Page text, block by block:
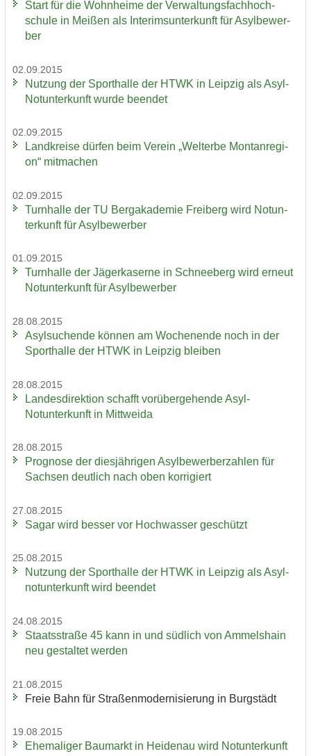
Start für die Wohn­hei­me der Ver­wal­tungs­fach­hoch­
schu­le in Mei­ßen als In­te­rims­un­ter­kunft für Asyl­be­wer­
ber
02.09.2015
Nut­zung der Sport­hal­le der HTWK in Leip­zig als Asyl-​
Notunterkunft wurde be­en­det
02.09.2015
Land­krei­se dür­fen beim Ver­ein „Welt­erbe Mon­tan­re­gi­
on“ mit­ma­chen
02.09.2015
Turn­hal­le der TU Berg­aka­de­mie Frei­berg wird Not­un­
ter­kunft für Asyl­be­wer­ber
01.09.2015
Turn­hal­le der Jä­ger­ka­ser­ne in Schnee­berg wird er­neut
Not­un­ter­kunft für Asyl­be­wer­ber
28.08.2015
Asyl­su­chen­de kön­nen am Wo­chen­en­de noch in der
Sport­hal­le der HTWK in Leip­zig blei­ben
28.08.2015
Lan­des­di­rek­ti­on schafft vor­über­ge­hen­de Asyl-​
Notunterkunft in Mitt­wei­da
28.08.2015
Pro­gno­se der dies­jäh­ri­gen Asyl­be­wer­ber­zah­len für
Sach­sen deut­lich nach oben kor­ri­giert
27.08.2015
Sagar wird bes­ser vor Hoch­was­ser ge­schützt
25.08.2015
Nut­zung der Sport­hal­le der HTWK in Leip­zig als Asyl­
not­un­ter­kunft wird be­en­det
24.08.2015
Staats­stra­ße 45 kann in und süd­lich von Am­mels­hain
neu ge­stal­tet wer­den
21.08.2015
Freie Bahn für Stra­ßen­mo­der­ni­sie­rung in Burg­städt
19.08.2015
Ehe­ma­li­ger Bau­markt in Hei­den­au wird Not­un­ter­kunft